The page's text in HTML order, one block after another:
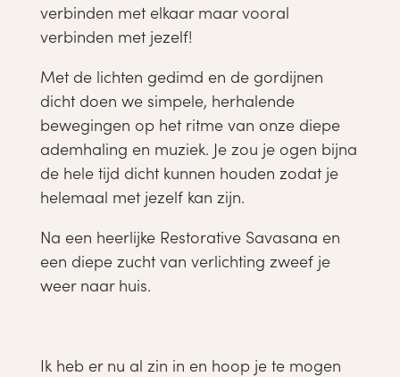
verbinden met elkaar maar vooral
verbinden met jezelf!
Met de lichten gedimd en de gordijnen
dicht doen we simpele, herhalende
bewegingen op het ritme van onze diepe
ademhaling en muziek. Je zou je ogen bijna
de hele tijd dicht kunnen houden zodat je
helemaal met jezelf kan zijn.
Na een heerlijke Restorative Savasana en
een diepe zucht van verlichting zweef je
weer naar huis.
Ik heb er nu al zin in en hoop je te mogen